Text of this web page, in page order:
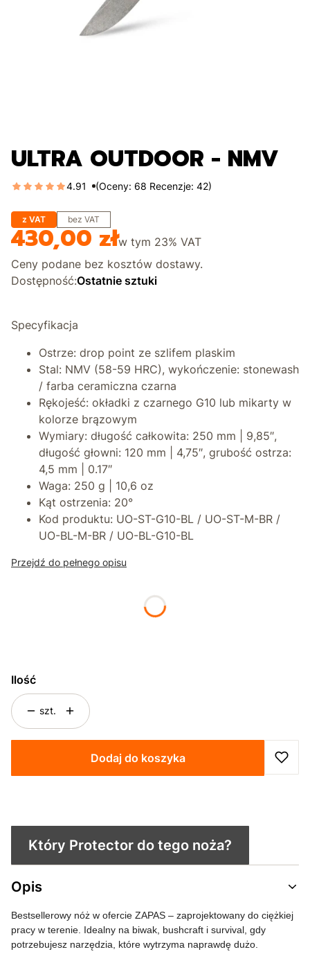
ULTRA OUTDOOR - NMV
4.91 (Oceny: 68 Recenzje: 42)
z VAT bez VAT
Cena
430,00 złw tym 23% VAT
Ceny podane bez kosztów dostawy.
Dostępność:Ostatnie sztuki
Specyfikacja
Ostrze: drop point ze szlifem plaskim
Stal: NMV (58-59 HRC), wykończenie: stonewash
/ farba ceramiczna czarna
Rękojeść: okładki z czarnego G10 lub mikarty w
kolorze brązowym
Wymiary: długość całkowita: 250 mm | 9,85″,
długość głowni: 120 mm | 4,75″, grubość ostrza:
4,5 mm | 0.17″
Waga: 250 g | 10,6 oz
Kąt ostrzenia: 20°
Kod produktu: UO-ST-G10-BL / UO-ST-M-BR /
UO-BL-M-BR / UO-BL-G10-BL
Przejdź do pełnego opisu
Ilość
szt.
Dodaj do koszyka
Który Protector do tego noża?
Opis
Bestsellerowy nóż w ofercie ZAPAS – zaprojektowany do ciężkiej
pracy w terenie. Idealny na biwak, bushcraft i survival, gdy
potrzebujesz narzędzia, które wytrzyma naprawdę dużo.